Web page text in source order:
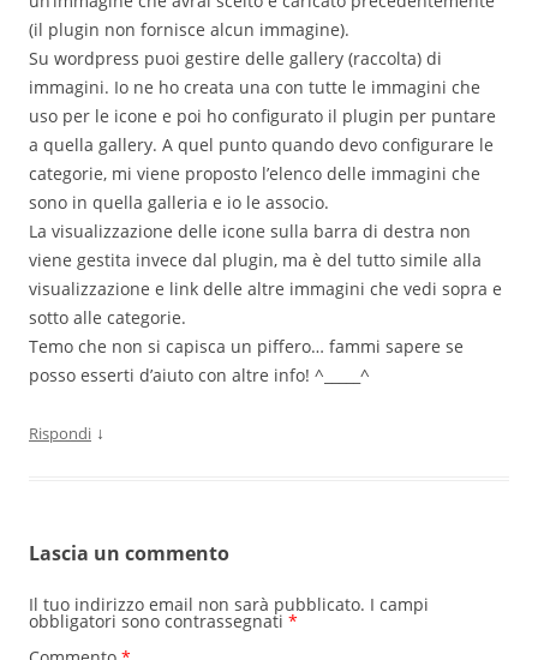
(il plugin non fornisce alcun immagine).
Su wordpress puoi gestire delle gallery (raccolta) di
immagini. Io ne ho creata una con tutte le immagini che
uso per le icone e poi ho configurato il plugin per puntare
a quella gallery. A quel punto quando devo configurare le
categorie, mi viene proposto l’elenco delle immagini che
sono in quella galleria e io le associo.
La visualizzazione delle icone sulla barra di destra non
viene gestita invece dal plugin, ma è del tutto simile alla
visualizzazione e link delle altre immagini che vedi sopra e
sotto alle categorie.
Temo che non si capisca un piffero… fammi sapere se
posso esserti d’aiuto con altre info! ^_____^
Rispondi ↓
Lascia un commento
Il tuo indirizzo email non sarà pubblicato. I campi
obbligatori sono contrassegnati *